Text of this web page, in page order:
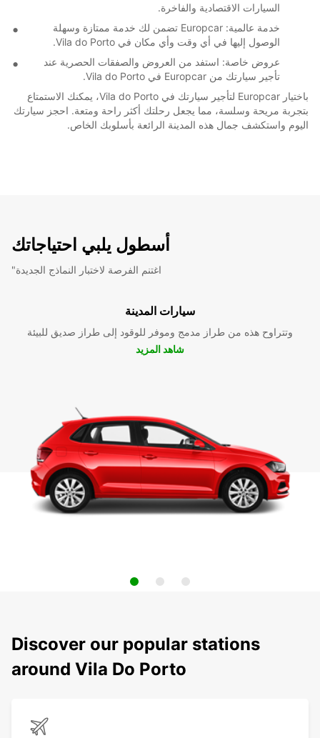
السيارات الاقتصادية والفاخرة.
خدمة عالمية: Europcar تضمن لك خدمة ممتازة وسهلة
الوصول إليها في أي وقت وأي مكان في Vila do Porto.
عروض خاصة: استفد من العروض والصفقات الحصرية عند
تأجير سيارتك من Europcar في Vila do Porto.
باختيار Europcar لتأجير سيارتك في Vila do Porto، يمكنك الاستمتاع
بتجربة مريحة وسلسة، مما يجعل رحلتك أكثر راحة ومتعة. احجز سيارتك
اليوم واستكشف جمال هذه المدينة الرائعة بأسلوبك الخاص.
أسطول يلبي احتياجاتك
"اغتنم الفرصة لاختبار النماذج الجديدة
سيارات المدينة
وتتراوح هذه من طراز مدمج وموفر للوقود إلى طراز صديق للبيئة
شاهد المزيد
Discover our popular stations
around Vila Do Porto